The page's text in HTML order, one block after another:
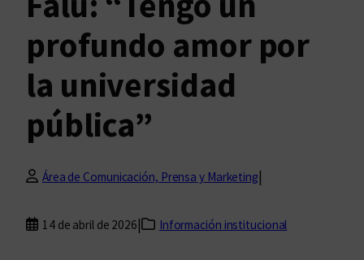
profundo amor por
la universidad
pública”
Área de Comunicación, Prensa y Marketing|
14 de abril de 2026| Información institucional